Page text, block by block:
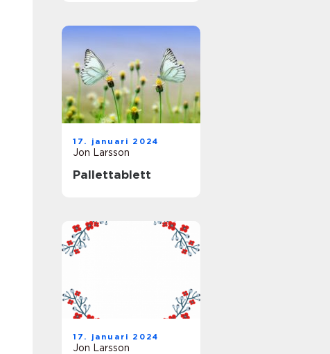
17. januari 2024
Jon Larsson
Pallettablett
17. januari 2024
Jon Larsson